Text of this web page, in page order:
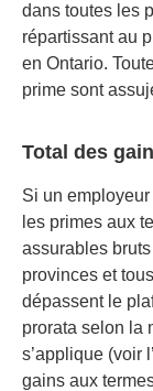
dans toutes les
répartissant au
en Ontario.
prime sont
Total des
Si un
les primes aux
assurables
provinces et
dépassent le
prorata selon la
s’applique (voir
gains aux